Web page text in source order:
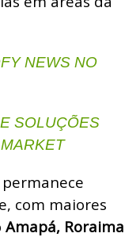
NEWS NO
SOLUÇÕES
com maiores
Amapá, Roraima